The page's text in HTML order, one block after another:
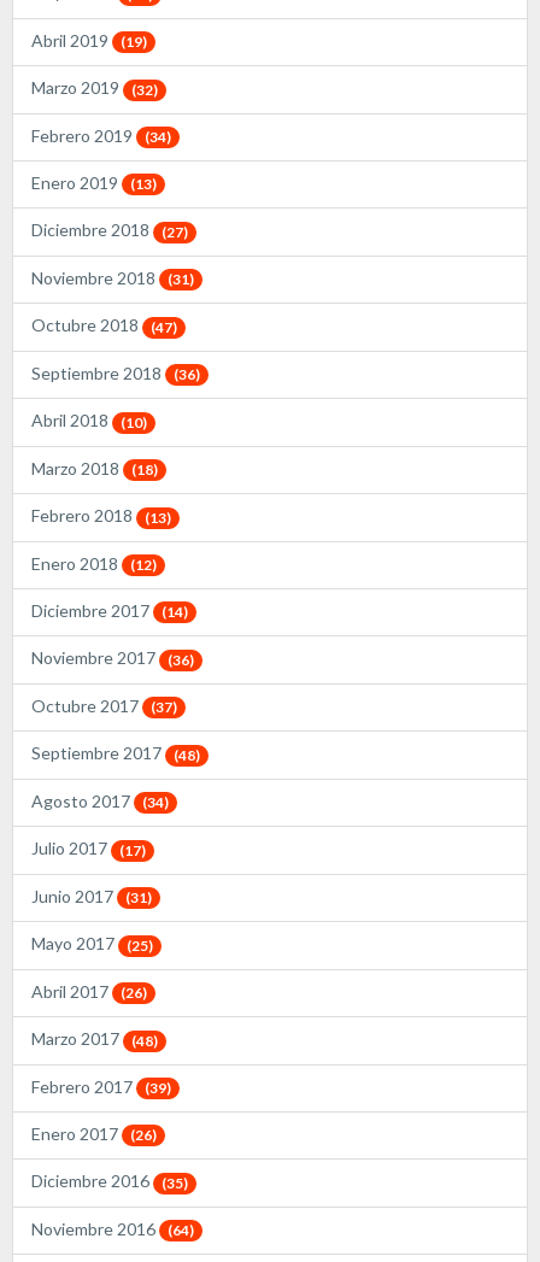
Abril 2019 (19)
Marzo 2019 (32)
Febrero 2019 (34)
Enero 2019 (13)
Diciembre 2018 (27)
Noviembre 2018 (31)
Octubre 2018 (47)
Septiembre 2018 (36)
Abril 2018 (10)
Marzo 2018 (18)
Febrero 2018 (13)
Enero 2018 (12)
Diciembre 2017 (14)
Noviembre 2017 (36)
Octubre 2017 (37)
Septiembre 2017 (48)
Agosto 2017 (34)
Julio 2017 (17)
Junio 2017 (31)
Mayo 2017 (25)
Abril 2017 (26)
Marzo 2017 (48)
Febrero 2017 (39)
Enero 2017 (26)
Diciembre 2016 (35)
Noviembre 2016 (64)